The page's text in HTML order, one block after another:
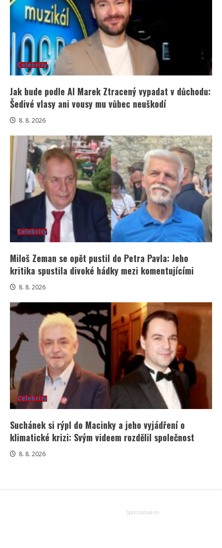
Celebrity
Jak bude podle AI Marek Ztracený vypadat v důchodu:
Šedivé vlasy ani vousy mu vůbec neuškodí
8. 8. 2026
Celebrity
Miloš Zeman se opět pustil do Petra Pavla: Jeho
kritika spustila divoké hádky mezi komentujícími
8. 8. 2026
Celebrity
Suchánek si rýpl do Macinky a jeho vyjádření o
klimatické krizi: Svým videem rozdělil společnost
8. 8. 2026